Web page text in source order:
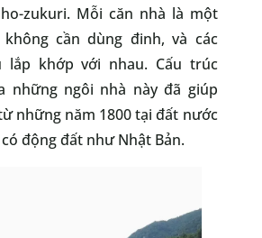
zukuri. Mỗi căn nhà là một
cần dùng đinh, và các
lắp khớp với nhau. Cấu trúc
những ngôi nhà này đã giúp
những năm 1800 tại đất nước
động đất như Nhật Bản.